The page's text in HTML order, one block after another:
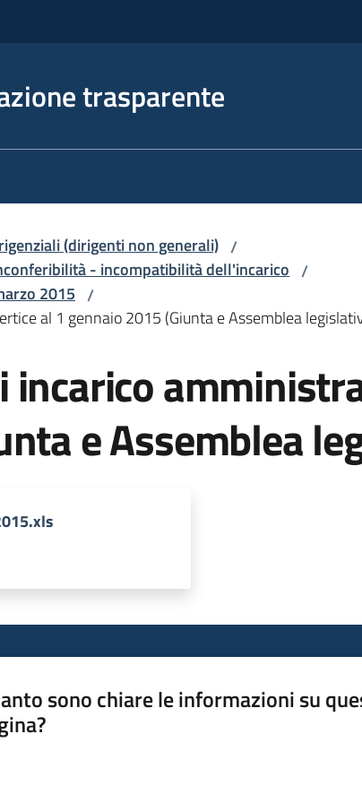
trasparente
(dirigenti non generali) /
- incompatibilità dell'incarico /
2015 /
al 1 gennaio 2015 (Giunta e Assemblea
e Assemblea
sono chiare le informazioni su